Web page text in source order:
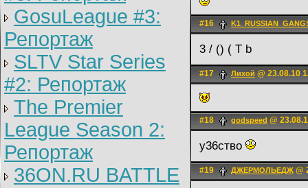
GosuLeague #3:
Репортаж
SLTV Star Series
#2: Репортаж
The Premier
League Season 2:
Репортаж
36ON.RU BATTLE
#16
3 / () ( T b
#17 Лихой @ 23.08.10
#18 godspeed @
у36ство
#19 ДЖЕРМОЛЬЕДЖ @